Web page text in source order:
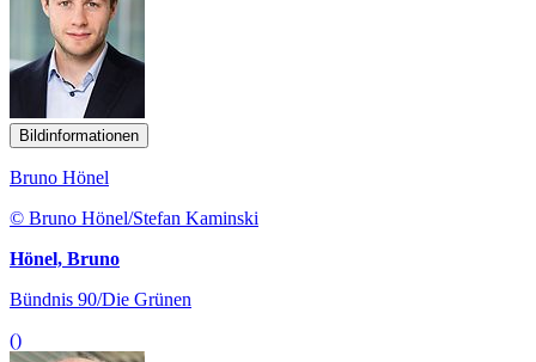
Bildinformationen
Bruno Hönel
© Bruno Hönel/Stefan Kaminski
Hönel, Bruno
Bündnis 90/Die Grünen
()